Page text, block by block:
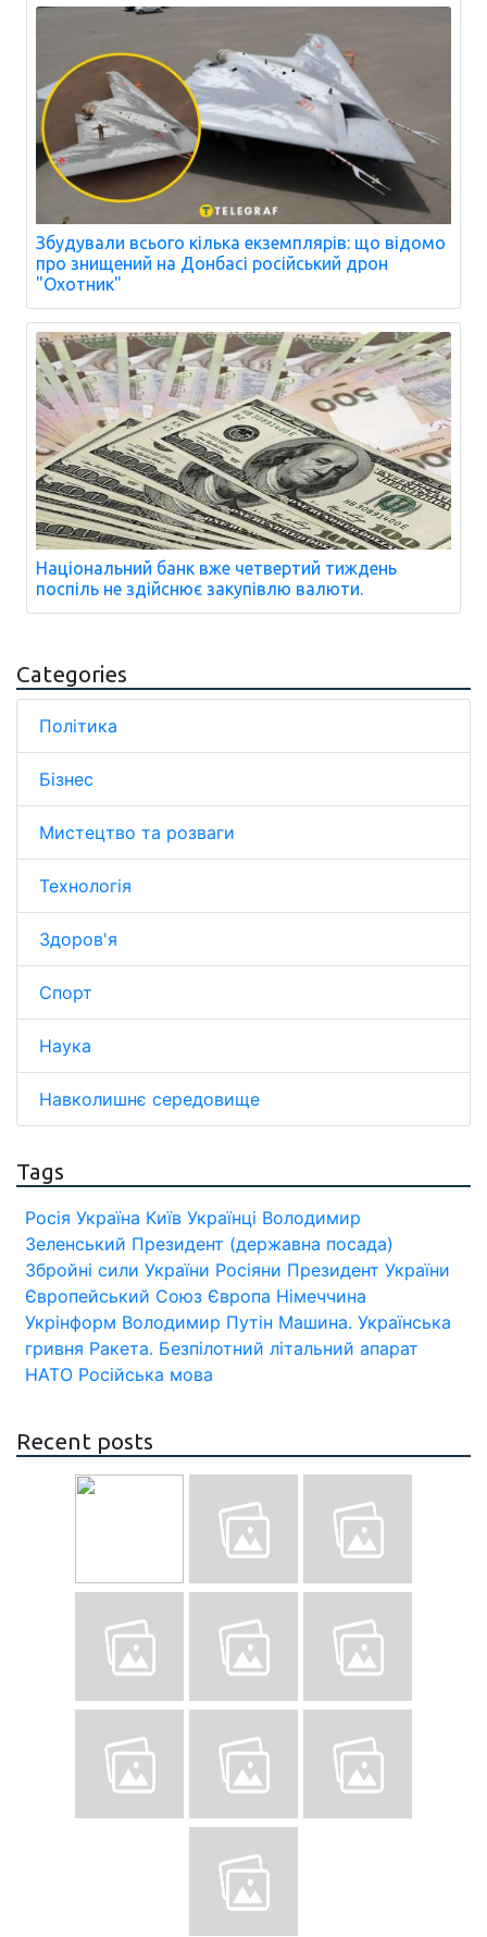
Збудували всього кілька екземплярів: що відомо
про знищений на Донбасі російський дрон
"Охотник"
Національний банк вже четвертий тиждень
поспіль не здійснює закупівлю валюти.
Categories
Політика
Бізнес
Мистецтво та розваги
Технологія
Здоров'я
Спорт
Наука
Навколишнє середовище
Tags
Росія Україна Київ Українці Володимир
Зеленський Президент (державна посада)
Збройні сили України Росіяни Президент України
Європейський Союз Європа Німеччина
Укрінформ Володимир Путін Машина. Українська
гривня Ракета. Безпілотний літальний апарат
НАТО Російська мова
Recent posts